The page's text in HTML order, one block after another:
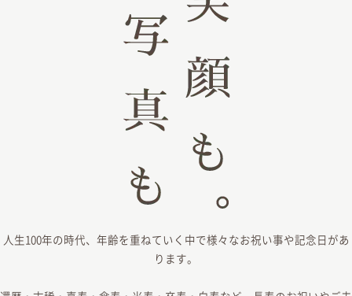
人生100年の時代、年齢を重ねていく中で様々なお祝い事や記念日があ
ります。